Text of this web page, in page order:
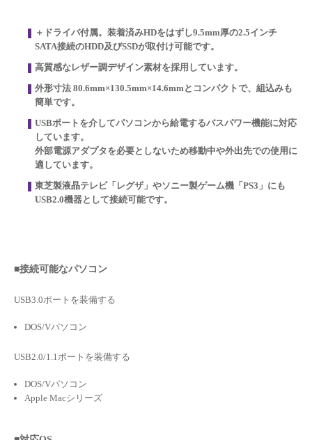
＋ドライバ付属。装着済みHDをはずし9.5mm厚の2.5インチ
SATA接続のHDD及びSSDが取付け可能です。
高質感なレザー調デザイン素材を採用しています。
外形寸法 80.6mm×130.5mm×14.6mmとコンパクトで、組込みも
簡単です。
USBポートを介してパソコンから給電するバスパワー機能に対応
しています。
外部電源アダプタを必要としないため移動中や外出先での使用に
適しています。
東芝製液晶テレビ「レグザ」やソニー製ゲーム機「PS3」にも
USB2.0機器として接続可能です。
■接続可能なパソコン
USB3.0ポートを装備する
DOS/Vパソコン
USB2.0/1.1ポートを装備する
DOS/Vパソコン
Apple Macシリーズ